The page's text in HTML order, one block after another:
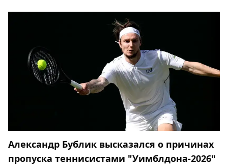
Александр Бублик высказался о причинах
пропуска теннисистами "Уимблдона-2026"